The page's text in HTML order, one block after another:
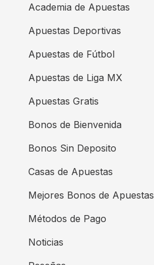
Academia de Apuestas
Apuestas Deportivas
Apuestas de Fútbol
Apuestas de Liga MX
Apuestas Gratis
Bonos de Bienvenida
Bonos Sin Deposito
Casas de Apuestas
Mejores Bonos de Apuestas
Métodos de Pago
Noticias